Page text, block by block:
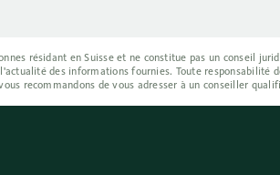
résidant en Suisse et ne constitue pas un conseil
des informations fournies. Toute responsabilité
recommandons de vous adresser à un conseiller